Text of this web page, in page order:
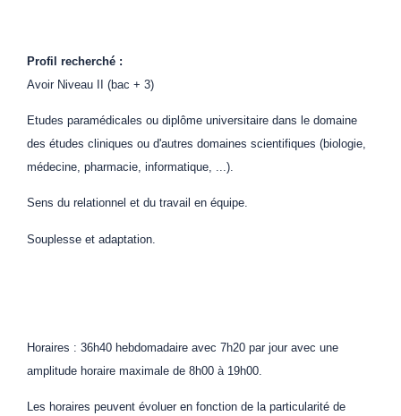
Profil recherché :
Avoir Niveau II (bac + 3)
Etudes paramédicales ou diplôme universitaire dans le domaine
des études cliniques ou d'autres domaines scientifiques (biologie,
médecine, pharmacie, informatique, ...).
Sens du relationnel et du travail en équipe.
Souplesse et adaptation.
Horaires : 36h40 hebdomadaire avec 7h20 par jour avec une
amplitude horaire maximale de 8h00 à 19h00.
Les horaires peuvent évoluer en fonction de la particularité de